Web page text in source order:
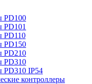
PD100
PD101
PD110
PD150
PD210
PD310
PD310 IP54
контроллеры